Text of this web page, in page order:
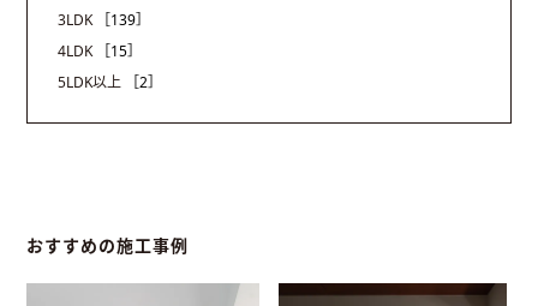
3LDK
［139］
4LDK
［15］
5LDK以上
［2］
おすすめの施工事例